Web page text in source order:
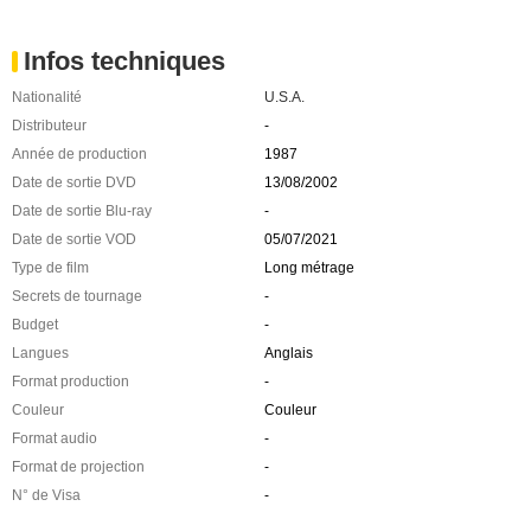
Infos techniques
Nationalité
U.S.A.
Distributeur
-
Année de production
1987
Date de sortie DVD
13/08/2002
Date de sortie Blu-ray
-
Date de sortie VOD
05/07/2021
Type de film
Long métrage
Secrets de tournage
-
Budget
-
Langues
Anglais
Format production
-
Couleur
Couleur
Format audio
-
Format de projection
-
N° de Visa
-